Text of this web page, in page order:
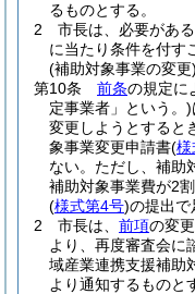
るものとする。
2
市長は、必要があ
に当たり条件を付す
(補助対象事業の変更)
第10条
前条の規定に
定事業者」という。)
変更しようとすると
象事業変更申請書(様
ない。 ただし、補助
補助対象事業費が2
(様式第4号)の提出で
2
市長は、 前項の変
より、再度審査会に
域産業連携支援補助
より通知するものと